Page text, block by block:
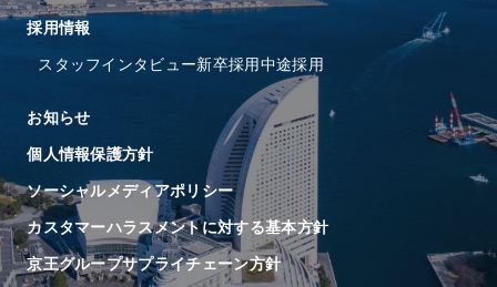
採⽤情報
スタッフインタビュー新卒採用中途採用
お知らせ
個人情報保護方針
ソーシャルメディアポリシー
カスタマーハラスメントに対する基本方針
京王グループサプライチェーン方針